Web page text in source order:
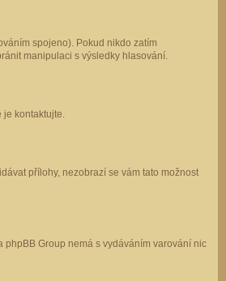
spojeno). Pokud nikdo zatím
manipulaci s výsledky hlasování.
je kontaktujte.
přílohy, nezobrazí se vám tato možnost
phpBB Group nemá s vydáváním varování nic